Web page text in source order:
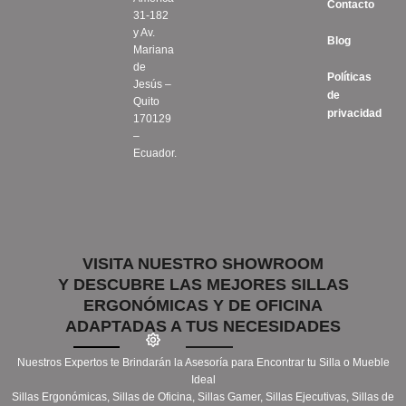
31-182
y Av.
Mariana
de
Jesús –
Quito
170129
–
Ecuador.
Contacto
Blog
Políticas
de
privacidad
VISITA NUESTRO SHOWROOM
Y DESCUBRE LAS MEJORES SILLAS
ERGONÓMICAS Y DE OFICINA
ADAPTADAS A TUS NECESIDADES
Nuestros Expertos te Brindarán la Asesoría para Encontrar tu Silla o Mueble
Ideal
Sillas Ergonómicas, Sillas de Oficina, Sillas Gamer, Sillas Ejecutivas, Sillas de